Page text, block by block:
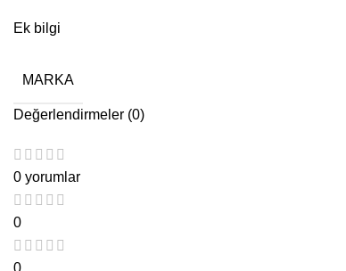
Ek bilgi
MARKA
Değerlendirmeler (0)
0 yorumlar
0